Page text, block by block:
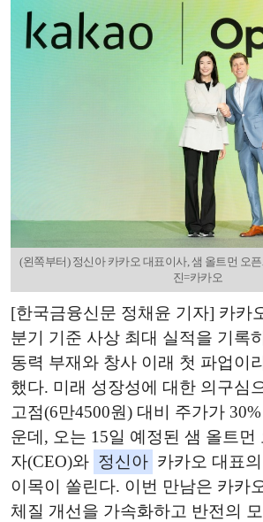
(왼쪽부터) 정신아 카카오 대표이사, 샘 올트먼 오
진=카카오
[한국금융신문 정채윤 기자] 카카
분기 기준 사상 최대 실적을 기록
동력 부재와 창사 이래 첫 파업이
했다. 미래 성장성에 대한 의구심
고점(6만4500원) 대비 주가가
운데, 오는 15일 예정된 샘 올트먼
자(CEO)와 정신아 카카오 대표
이목이 쏠린다. 이번 만남은 카카
체질 개선을 가속화하고 반전의